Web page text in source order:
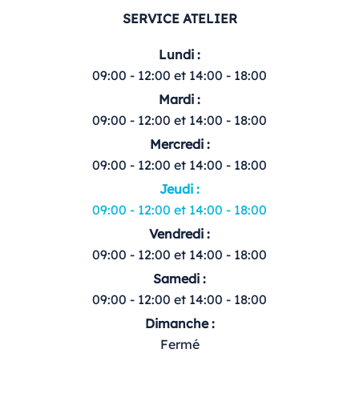
SERVICE ATELIER
Lundi :
09:00 - 12:00 et 14:00 - 18:00
Mardi :
09:00 - 12:00 et 14:00 - 18:00
Mercredi :
09:00 - 12:00 et 14:00 - 18:00
Jeudi :
09:00 - 12:00 et 14:00 - 18:00
Vendredi :
09:00 - 12:00 et 14:00 - 18:00
Samedi :
09:00 - 12:00 et 14:00 - 18:00
Dimanche :
Fermé